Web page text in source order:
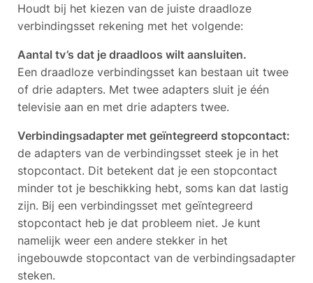
Houdt bij het kiezen van de juiste draadloze
verbindingsset rekening met het volgende:
Aantal tv’s dat je draadloos wilt aansluiten.
Een draadloze verbindingsset kan bestaan uit twee
of drie adapters. Met twee adapters sluit je één
televisie aan en met drie adapters twee.
Verbindingsadapter met geïntegreerd stopcontact:
de adapters van de verbindingsset steek je in het
stopcontact. Dit betekent dat je een stopcontact
minder tot je beschikking hebt, soms kan dat lastig
zijn. Bij een verbindingsset met geïntegreerd
stopcontact heb je dat probleem niet. Je kunt
namelijk weer een andere stekker in het
ingebouwde stopcontact van de verbindingsadapter
steken.